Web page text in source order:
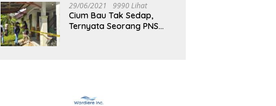
29/06/2021 9990 Lihat
Cium Bau Tak Sedap,
Ternyata Seorang PNS